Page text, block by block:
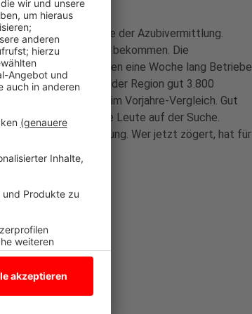
Osnabrück die Woche der Azubivermittlung.
Kalenderjahr zu bekommen. Die
Osnabrück bringen eine Woche lang Betriebe
hatten Arbeitgeber der Region gut 3.800
100 weniger als im Vorjahre-Vergleich. Gut
gut tausend junge Leute auf der Suche.
auf eine Ausbildung. Wer jetzt zögert, hat für